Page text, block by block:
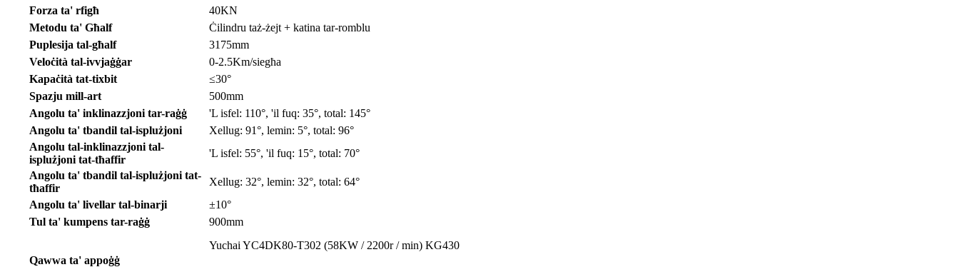
Forza ta' rfigħ
40KN
Metodu ta' Għalf
Ċilindru taż-żejt + katina tar-romblu
Puplesija tal-għalf
3175mm
Veloċità tal-ivvjaġġar
0-2.5Km/siegħa
Kapaċità tat-tixbit
≤30°
Spazju mill-art
500mm
Angolu ta' inklinazzjoni tar-raġġ
'L isfel: 110°, 'il fuq: 35°, total: 145°
Angolu ta' tbandil tal-isplużjoni
Xellug: 91°, lemin: 5°, total: 96°
Angolu tal-inklinazzjoni tal-
isplużjoni tat-tħaffir
'L isfel: 55°, 'il fuq: 15°, total: 70°
Angolu ta' tbandil tal-isplużjoni tat-
tħaffir
Xellug: 32°, lemin: 32°, total: 64°
Angolu ta' livellar tal-binarji
±10°
Tul ta' kumpens tar-raġġ
900mm
Qawwa ta' appoġġ
Yuchai YC4DK80-T302 (58KW / 2200r / min) KG430